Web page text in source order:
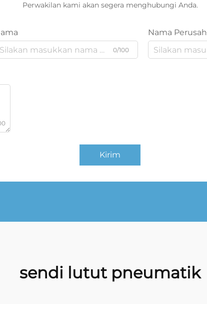
Perwakilan kami akan segera menghubungi Anda.
0/100
Nama
Kirim
sendi lutut pneumatik